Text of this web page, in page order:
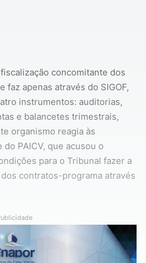
concomitante dos
faz apenas através do SIGOF,
instrumentos: auditorias,
e balancetes trimestrais,
organismo reagia às
PAICV, que acusou o
para o Tribunal fazer a
contratos-programa através